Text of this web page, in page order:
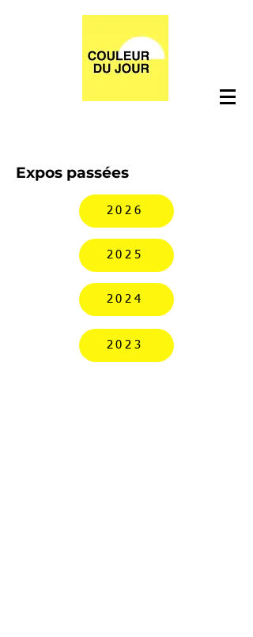
Expos passées
2026
2025
2024
2023